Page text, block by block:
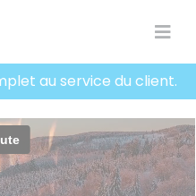
au service du client.